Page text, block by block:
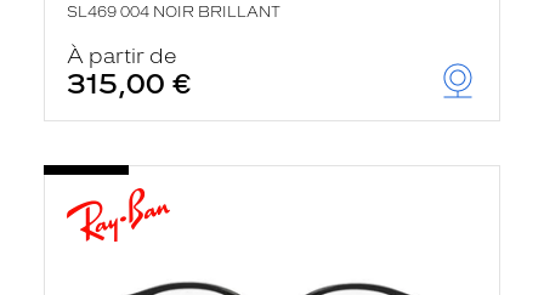
SL469 004 NOIR BRILLANT
À partir de
315,00 €